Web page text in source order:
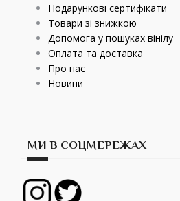
Подарункові сертифікати
Товари зі знижкою
Допомога у пошуках вінілу
Оплата та доставка
Про нас
Новини
МИ В СОЦМЕРЕЖАХ